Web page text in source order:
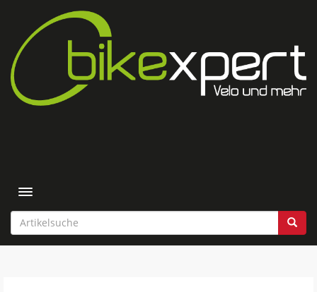
Toggle navigation